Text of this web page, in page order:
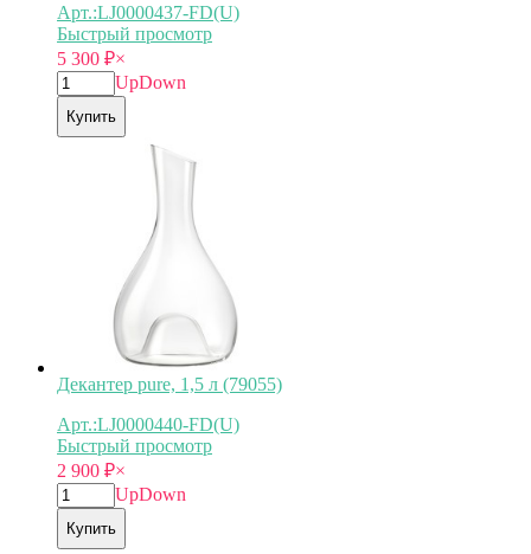
Арт.:LJ0000437-FD(U)
Быстрый просмотр
5 300 ₽×
UpDown
Купить
Декантер pure, 1,5 л (79055)
Арт.:LJ0000440-FD(U)
Быстрый просмотр
2 900 ₽×
UpDown
Купить